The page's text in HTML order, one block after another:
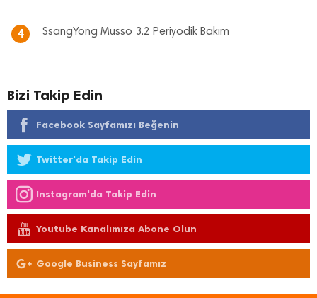
4 SsangYong Musso 3.2 Periyodik Bakım
Bizi Takip Edin
Facebook Sayfamızı Beğenin
Twitter'da Takip Edin
Instagram'da Takip Edin
Youtube Kanalımıza Abone Olun
Google Business Sayfamız